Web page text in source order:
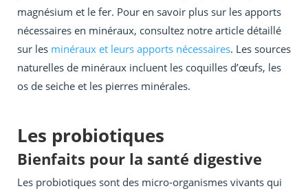
magnésium et le fer. Pour en savoir plus sur les apports
nécessaires en minéraux, consultez notre article détaillé
sur les minéraux et leurs apports nécessaires. Les sources
naturelles de minéraux incluent les coquilles d’œufs, les
os de seiche et les pierres minérales.
Les probiotiques
Bienfaits pour la santé digestive
Les probiotiques sont des micro-organismes vivants qui